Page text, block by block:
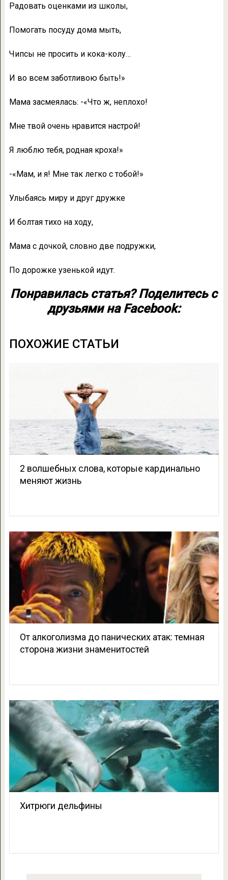
Радовать оценками из школы,
Помогать посуду дома мыть,
Чипсы не просить и кока-колу…
И во всем заботливою быть!»
Мама засмеялась: -«Что ж, неплохо!
Мне твой очень нравится настрой!
Я люблю тебя, родная кроха!»
-«Мам, и я! Мне так легко с тобой!»
Улыбаясь миру и друг дружке
И болтая тихо на ходу,
Мама с дочкой, словно две подружки,
По дорожке узенькой идут.
Понравилась статья? Поделитесь с
друзьями на Facebook:
ПОХОЖИЕ СТАТЬИ
2 волшебных слова, которые кардинально
меняют жизнь
От алкоголизма до панических атак: темная
сторона жизни знаменитостей
Хитрюги дельфины